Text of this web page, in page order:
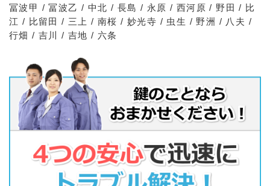
冨波甲 / 冨波乙 / 中北 / 長島 / 永原 / 西河原 / 野田 / 比
江 / 比留田 / 三上 / 南桜 / 妙光寺 / 虫生 / 野洲 / 八夫 /
行畑 / 吉川 / 吉地 / 六条